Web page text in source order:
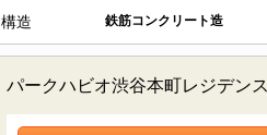
構造 鉄筋コンクリート造
パークハビオ渋谷本町レジデン